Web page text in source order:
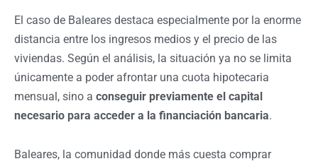
El caso de Baleares destaca especialmente por la enorme
distancia entre los ingresos medios y el precio de las
viviendas. Según el análisis, la situación ya no se limita
únicamente a poder afrontar una cuota hipotecaria
mensual, sino a conseguir previamente el capital
necesario para acceder a la financiación bancaria.
Baleares, la comunidad donde más cuesta comprar